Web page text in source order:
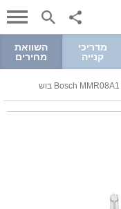
מדריכי
קנייה
השוואת
מחירים